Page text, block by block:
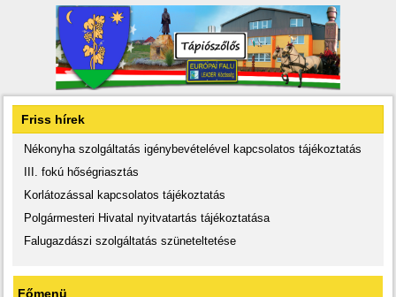
Friss hírek
Nékonyha szolgáltatás igénybevételével kapcsolatos tájékoztatás
III. fokú hőségriasztás
Korlátozással kapcsolatos tájékoztatás
Polgármesteri Hivatal nyitvatartás tájékoztatása
Falugazdászi szolgáltatás szüneteltetése
Főmenü